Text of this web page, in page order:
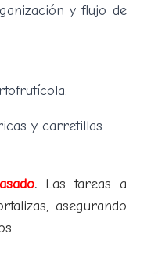
y flujo de
y carretillas.
.Las tareas a
asegurando